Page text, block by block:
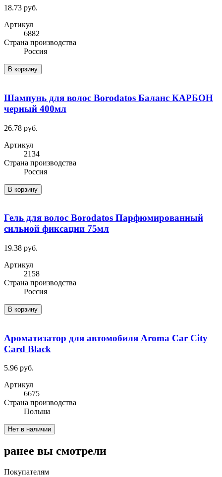
18.73 руб.
Артикул
6882
Cтрана производства
Россия
В корзину
Шампунь для волос Borodatos Баланс КАРБОН
черный 400мл
26.78 руб.
Артикул
2134
Cтрана производства
Россия
В корзину
Гель для волос Borodatos Парфюмированный
сильной фиксации 75мл
19.38 руб.
Артикул
2158
Cтрана производства
Россия
В корзину
Ароматизатор для автомобиля Aroma Car City
Card Black
5.96 руб.
Артикул
6675
Cтрана производства
Польша
Нет в наличии
ранее вы смотрели
Покупателям